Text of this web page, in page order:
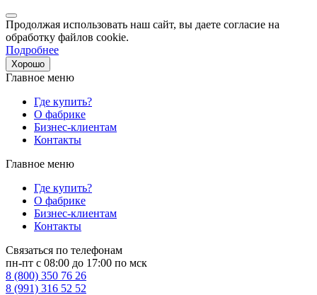
Продолжая использовать наш сайт, вы даете согласие на
обработку файлов cookie.
Подробнее
Хорошо
Главное меню
Где купить?
О фабрике
Бизнес-клиентам
Контакты
Главное меню
Где купить?
О фабрике
Бизнес-клиентам
Контакты
Связаться по телефонам
пн-пт с 08:00 до 17:00 по мск
8 (800) 350 76 26
8 (991) 316 52 52